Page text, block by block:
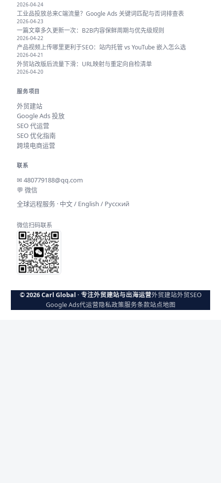
2026-04-24
工业品投放总来C端流量？Google Ads 关键词匹配与否词排查表
2026-04-23
一篇文章多久更新一次：B2B内容保鲜周期与优先级规则
2026-04-22
产品视频上传哪里更利于SEO：站内托管 vs YouTube 嵌入怎么选
2026-04-21
外贸站改版后流量下滑：URL映射与重定向自检清单
2026-04-20
服务项目
外贸建站
Google Ads 投放
SEO 代运营
SEO 优化指南
跨境电商运营
联系
✉480779188@qq.com
💬 微信
全球远程服务 · 中文 / English / Русский
微信扫码联系
© 2026 Carl Global · 专注外贸建站与出海运营外贸建站外贸SEO
Google Ads代运营隐私政策服务条款站点地图